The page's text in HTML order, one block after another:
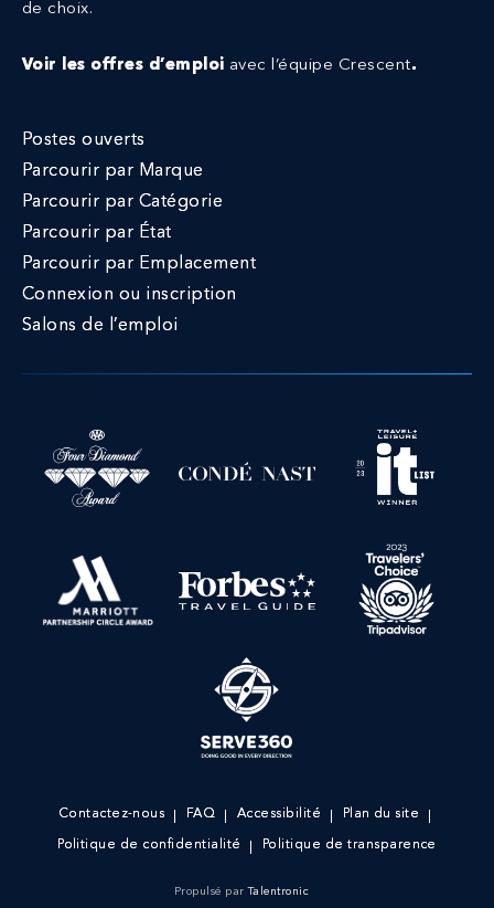
de choix.
Voir les offres d’emploi avec l’équipe Crescent.
Postes ouverts
Parcourir par Marque
Parcourir par Catégorie
Parcourir par État
Parcourir par Emplacement
Connexion ou inscription
Salons de l’emploi
Contactez-nous FAQ Accessibilité Plan du site
Politique de confidentialité Politique de transparence
Propulsé parTalentronic